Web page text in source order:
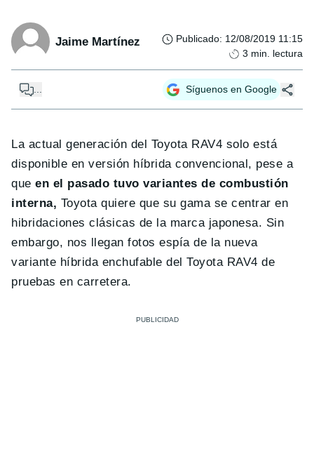
Jaime Martínez Publicado: 12/08/2019 11:15
3 min. lectura
Síguenos en Google
La actual generación del Toyota RAV4 solo está
disponible en versión híbrida convencional, pese a
queen el pasado tuvo variantes de combustión
interna, Toyota quiere que su gama se centrar en
hibridaciones clásicas de la marca japonesa. Sin
embargo, nos llegan fotos espía de la nueva
variante híbrida enchufable del Toyota RAV4 de
pruebas en carretera.